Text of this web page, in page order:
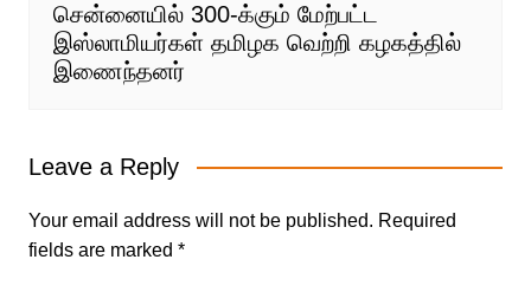
சென்னையில் 300-க்கும் மேற்பட்ட
இஸ்லாமியர்கள் தமிழக வெற்றி கழகத்தில்
இணைந்தனர்
Leave a Reply
Your email address will not be published. Required
fields are marked *